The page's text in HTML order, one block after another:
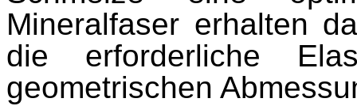
Mineralfaser erhalten
die erforderliche
geometrischen